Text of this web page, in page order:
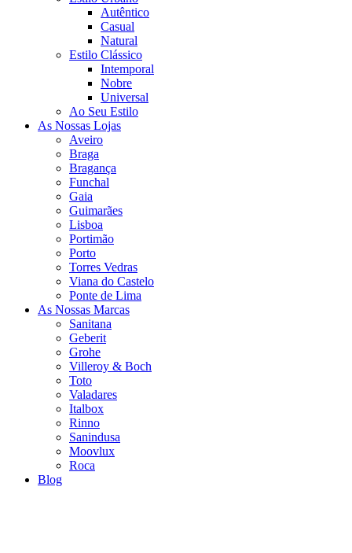
Autêntico
Casual
Natural
Estilo Clássico
Intemporal
Nobre
Universal
Ao Seu Estilo
As Nossas Lojas
Aveiro
Braga
Bragança
Funchal
Gaia
Guimarães
Lisboa
Portimão
Porto
Torres Vedras
Viana do Castelo
Ponte de Lima
As Nossas Marcas
Sanitana
Geberit
Grohe
Villeroy & Boch
Toto
Valadares
Italbox
Rinno
Sanindusa
Moovlux
Roca
Blog